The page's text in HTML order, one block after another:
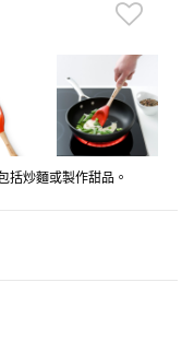
括炒麵或製作甜品。